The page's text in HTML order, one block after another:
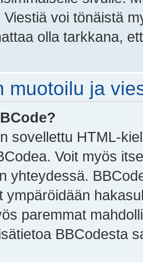
Viestiä voi tönäistä
olla tarkkana,
muotoilu ja
sovellettu HTML-
Voit myös
yhteydessä.
ympäröidään
paremmat
BBCodesta